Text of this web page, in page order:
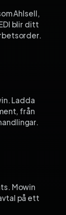
Ahlsell,
blir ditt
Ladda
från
Mowin
på ett